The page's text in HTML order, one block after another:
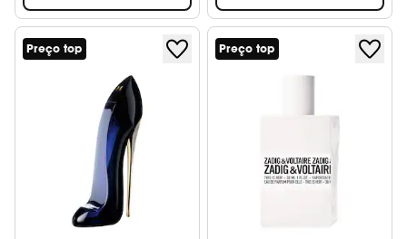
Preço top Preço top